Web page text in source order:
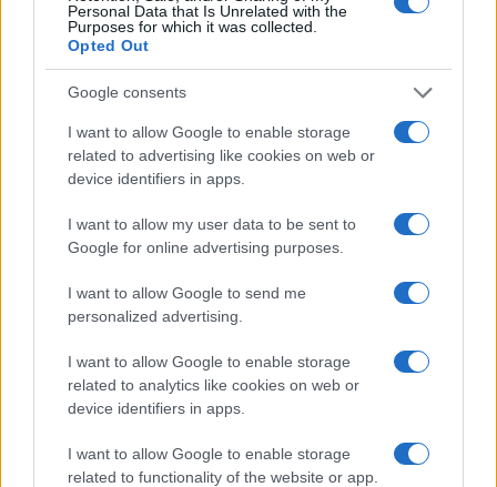
Personal Data that Is Unrelated with the
Purposes for which it was collected.
Opted Out
Google consents
I want to allow Google to enable storage
related to advertising like cookies on web or
device identifiers in apps.
I want to allow my user data to be sent to
Google for online advertising purposes.
I want to allow Google to send me
personalized advertising.
I want to allow Google to enable storage
related to analytics like cookies on web or
device identifiers in apps.
I want to allow Google to enable storage
related to functionality of the website or app.
Kategorije: Novice
Ključne besede: Dravograd
dvorec bukovje
green key
Več iz kraja Dravograd
bo 29. avgusta znova postal
prestolnica ulične kulinarike
Odstranili 88-milimetrsko
granato